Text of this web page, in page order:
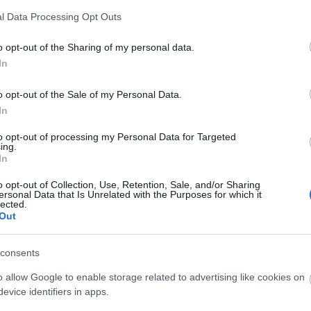
Data Processing Opt Outs
opt-out of the Sharing of my personal data.
opt-out of the Sale of my Personal Data.
opt-out of processing my Personal Data for Targeted
opt-out of Collection, Use, Retention, Sale, and/or Sharing
Data that Is Unrelated with the Purposes for which it
allow Google to enable storage related to advertising like cookies on
identifiers in apps.
téren 2012 novemberében és decemberében
és a sort hosszan lehetne folytatni.
amelyek a technológiai fejlődésnek
és egy-két évtized múlva talán már csak az
addig velünk maradnak.
mert míg egy lapterjesztő bezárhatja rosszul
egyelőre kötelező üzemeltetni. Ezt írja elő az
kis időnek, mire mondjuk elektromosautó-töltővé
időben többen is írtatok a budapesti
akarsz lemaradni a friss posztokról, katt ide:
elem
nem